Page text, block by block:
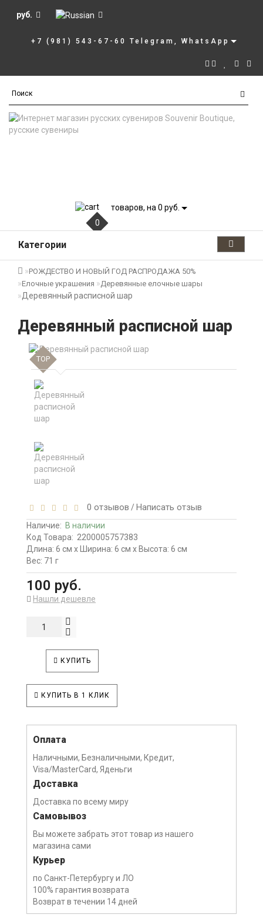
руб.
+7 (981) 543-67-60 Telegram, WhatsApp
0
товаров, на 0 руб.
Категории
РОЖДЕСТВО И НОВЫЙ ГОД РАСПРОДАЖА 50%
Елочные украшения
Деревянные елочные шары
Деревянный расписной шар
Деревянный расписной шар
TOP
0 отзывов / Написать отзыв
Наличие: В наличии
Код Товара: 2200005757383
Длина: 6 см x Ширина: 6 см x Высота: 6 см
Вес: 71 г
100 руб.
Нашли дешевле
КУПИТЬ
КУПИТЬ В 1 КЛИК
Оплата
Наличными, Безналичными, Кредит,
Visa/MasterCard, Яденьги
Доставка
Доставка по всему миру
Самовывоз
Вы можете забрать этот товар из нашего
магазина сами
Курьер
по Санкт-Петербургу и ЛО
100% гарантия возврата
Возврат в течении 14 дней